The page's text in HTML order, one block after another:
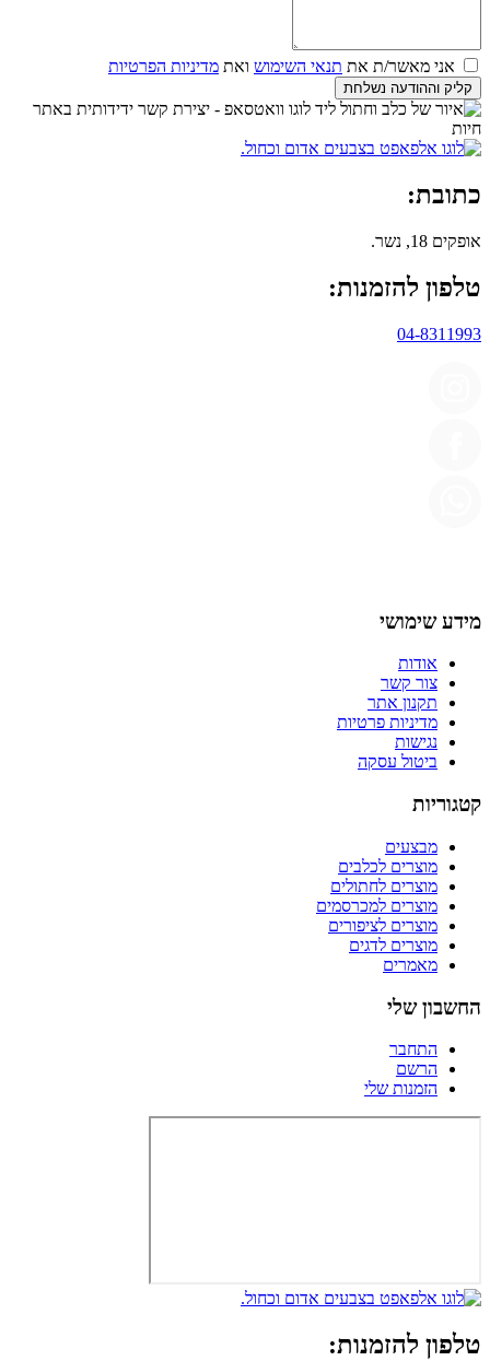
אני מאשר/ת את תנאי השימוש ואת מדיניות הפרטיות
קליק וההודעה נשלחת
כתובת:
אופקים 18, נשר.
טלפון להזמנות:
04-8311993
מידע שימושי
אודות
צור קשר
תקנון אתר
מדיניות פרטיות
נגישות
ביטול עסקה
קטגוריות
מבצעים
מוצרים לכלבים
מוצרים לחתולים
מוצרים למכרסמים
מוצרים לציפורים
מוצרים לדגים
מאמרים
החשבון שלי
התחבר
הרשם
הזמנות שלי
טלפון להזמנות: